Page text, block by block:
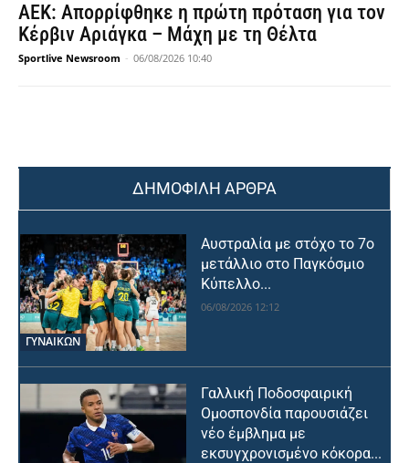
ΑΕΚ: Απορρίφθηκε η πρώτη πρόταση για τον
Κέρβιν Αριάγκα – Μάχη με τη Θέλτα
Sportlive Newsroom - 06/08/2026 10:40
ΔΗΜΟΦΙΛΗ ΑΡΘΡΑ
ΓΥΝΑΙΚΩΝ
Αυστραλία με στόχο το 7ο
μετάλλιο στο Παγκόσμιο
Κύπελλο...
06/08/2026 12:12
Γαλλική Ποδοσφαιρική
Ομοσπονδία παρουσιάζει
νέο έμβλημα με
εκσυγχρονισμένο κόκορα...